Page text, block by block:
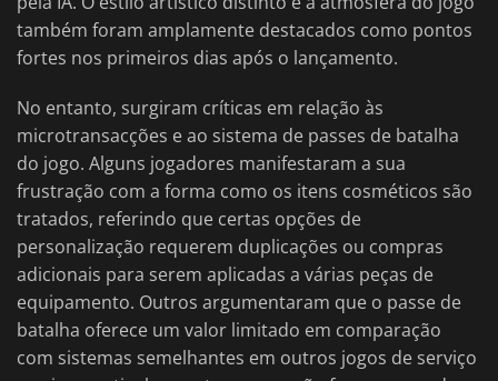
também foram amplamente destacados como pontos
fortes nos primeiros dias após o lançamento.
No entanto, surgiram críticas em relação às
microtransacções e ao sistema de passes de batalha
do jogo. Alguns jogadores manifestaram a sua
frustração com a forma como os itens cosméticos são
tratados, referindo que certas opções de
personalização requerem duplicações ou compras
adicionais para serem aplicadas a várias peças de
equipamento. Outros argumentaram que o passe de
batalha oferece um valor limitado em comparação
com sistemas semelhantes em outros jogos de serviço